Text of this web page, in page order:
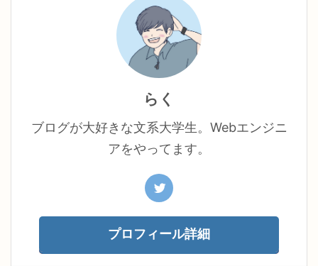
らく
ブログが大好きな文系大学生。Webエンジニ
アをやってます。
プロフィール詳細